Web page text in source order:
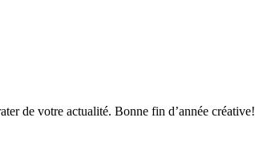
de votre actualité. Bonne fin d’année créative!